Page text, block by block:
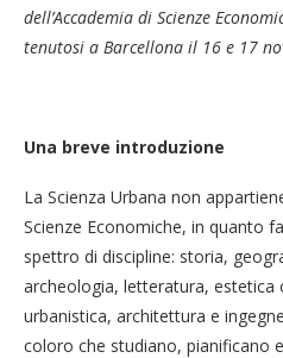
dell’Accademia di Scienze
tenutosi a Barcellona il 16 e 17
Una breve introduzione
La Scienza Urbana non
Scienze Economiche, in quanto
spettro di discipline: storia,
archeologia, letteratura, estetica
urbanistica, architettura e
coloro che studiano, pianificano